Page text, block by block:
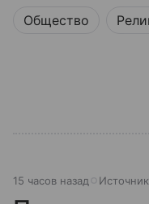
Общество
15 часов назад